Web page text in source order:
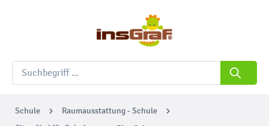
Schule
Raumausstattung - Schule